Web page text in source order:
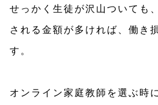
せっかく生徒が沢山ついても
される金額が多ければ、働き
す。
オンライン家庭教師を選ぶ時